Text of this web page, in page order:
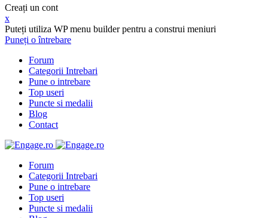
Creați un cont
x
Puteți utiliza WP menu builder pentru a construi meniuri
Puneți o întrebare
Forum
Categorii Intrebari
Pune o intrebare
Top useri
Puncte si medalii
Blog
Contact
Forum
Categorii Intrebari
Pune o intrebare
Top useri
Puncte si medalii